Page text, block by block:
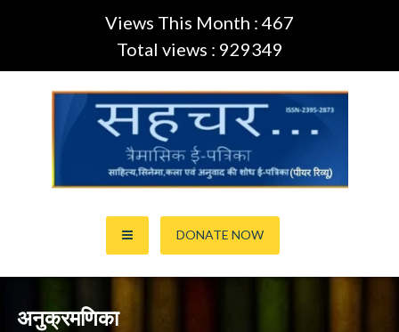
Views This Month : 467
Total views : 929349
सहचर ई-पत्रिका… (ISSN:2395-
2873)
DONATE NOW
अनुक्रमणिका